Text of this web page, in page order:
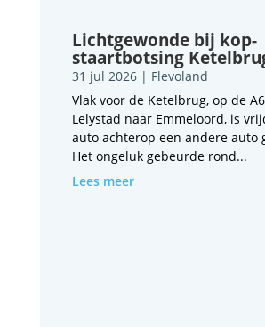
Lichtgewonde bij kop-
staartbotsing
31 jul 2026| Flevoland
Vlak voor de Ketelbrug, op de
Lelystad naar Emmeloord, is
auto achterop een andere auto
Het ongeluk gebeurde rond...
Lees meer